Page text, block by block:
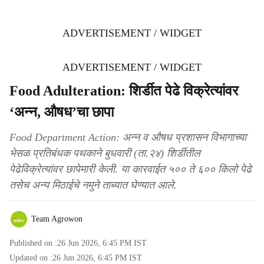
ADVERTISEMENT / WIDGET
ADVERTISEMENT / WIDGET
Food Adulteration: शिर्डीत पेढे विक्रेत्यांवर
‘अन्न, औषध’चा छापा
Food Department Action: अन्न व औषध प्रशासन विभागाच्या
भेसळ प्रतिबंधक पथकाने बुधवारी (ता.२४) शिर्डीतील
पेढेविक्रेत्यांवर छापेमारी केली. या कारवाईत ५०० ते ६०० किलो पेढे
तसेच अन्य मिठाईचे नमुने ताब्यात घेण्यात आले.
Team Agrowon
Published on :26 Jun 2026, 6:45 PM IST
Updated on :26 Jun 2026, 6:45 PM IST